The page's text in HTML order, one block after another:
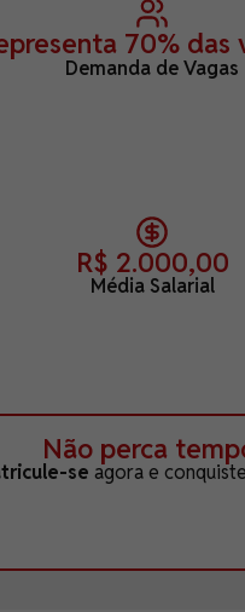
70% das
Demanda de Vagas
R$ 2.000,00
Média Salarial
Não perca
se agora e